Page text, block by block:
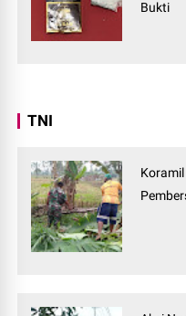
Bukti
TNI